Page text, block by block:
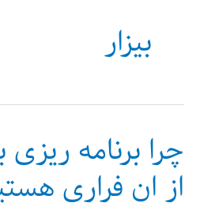
بیزار
چرا برنامه ریزی
از ان فراری